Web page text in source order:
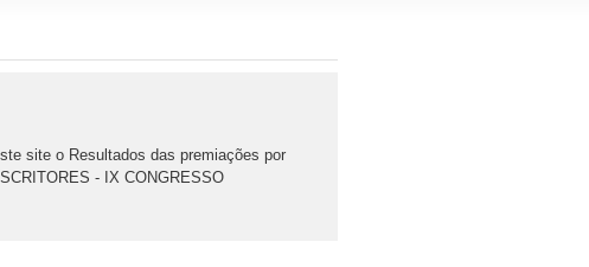
site o Resultados das premiações por
- IX CONGRESSO